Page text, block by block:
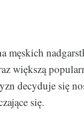
męskich
większą
decyduje się
się.